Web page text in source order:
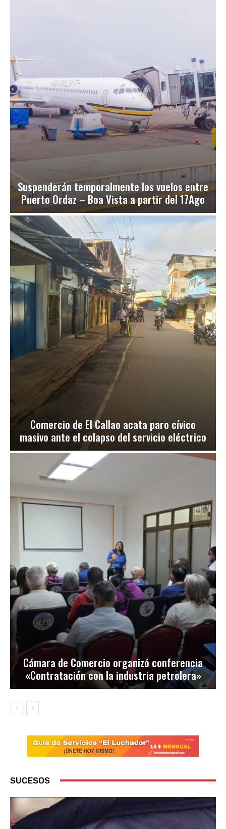
Suspenderán temporalmente los vuelos entre
Puerto Ordaz – Boa Vista a partir del 17Ago
Comercio de El Callao acata paro cívico
masivo ante el colapso del servicio eléctrico
Cámara de Comercio organizó conferencia
«Contratación con la industria petrolera»
SUCESOS